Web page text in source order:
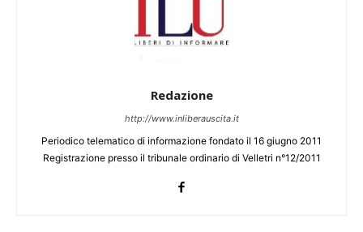
Redazione
http://www.inliberauscita.it
Periodico telematico di informazione fondato il 16 giugno 2011
Registrazione presso il tribunale ordinario di Velletri n°12/2011